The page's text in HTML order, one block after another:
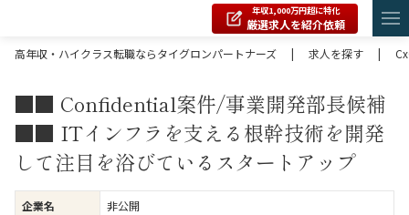
年収1,000万円超に特化
厳選求人を紹介依頼
高年収・ハイクラス転職ならタイグロンパートナーズ
| 求人を探す |
■■ Confidential案件/事業開発部長候補
■■ ITインフラを支える根幹技術を開発
して注目を浴びているスタートアップ
企業名
非公開